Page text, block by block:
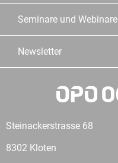
Seminare und Webinare
Newsletter
Steinackerstrasse 68
8302 Kloten